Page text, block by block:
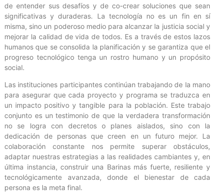
de entender sus desafíos y de co-crear soluciones que sean
significativas y duraderas. La tecnología no es un fin en sí
misma, sino un poderoso medio para alcanzar la justicia social y
mejorar la calidad de vida de todos. Es a través de estos lazos
humanos que se consolida la planificación y se garantiza que el
progreso tecnológico tenga un rostro humano y un propósito
social.
Las instituciones participantes continúan trabajando de la mano
para asegurar que cada proyecto y programa se traduzca en
un impacto positivo y tangible para la población. Este trabajo
conjunto es un testimonio de que la verdadera transformación
no se logra con decretos o planes aislados, sino con la
dedicación de personas que creen en un futuro mejor. La
colaboración constante nos permite superar obstáculos,
adaptar nuestras estrategias a las realidades cambiantes y, en
última instancia, construir una Barinas más fuerte, resiliente y
tecnológicamente avanzada, donde el bienestar de cada
persona es la meta final.